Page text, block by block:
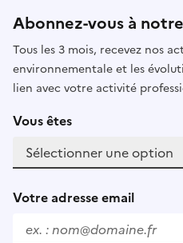
Abonnez-vous à
Tous les 3 mois, recevez nos
environnementale et les
lien avec votre activité
Vous êtes
Votre adresse email